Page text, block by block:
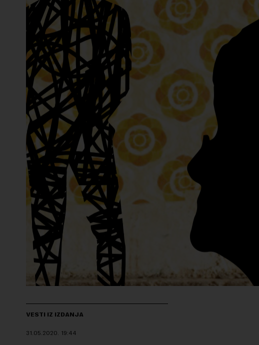
VESTI IZ IZDANJA
31.05.2020. 19:44